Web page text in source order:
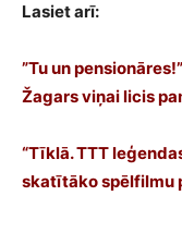
Lasiet arī:
”Tu un
Žagars viņai licis
“Tīklā. TTT
skatītāko spēlfilmu